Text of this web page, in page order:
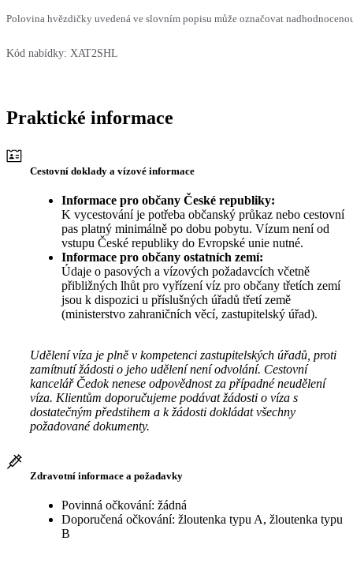
Polovina hvězdičky uvedená ve slovním popisu může označovat
Kód nabídky: XAT2SHL
Praktické informace
Cestovní doklady a vízové informace
Informace pro občany České republiky:
K vycestování je potřeba občanský průkaz nebo cestovní
pas platný minimálně po dobu pobytu. Vízum není od
vstupu České republiky do Evropské unie nutné.
Informace pro občany ostatních zemí:
Údaje o pasových a vízových požadavcích včetně
přibližných lhůt pro vyřízení víz pro občany třetích zemí
jsou k dispozici u příslušných úřadů třetí země
(ministerstvo zahraničních věcí, zastupitelský úřad).
Udělení víza je plně v kompetenci zastupitelských úřadů, proti
zamítnutí žádosti o jeho udělení není odvolání. Cestovní
kancelář Čedok nenese odpovědnost za případné neudělení
víza. Klientům doporučujeme podávat žádosti o víza s
dostatečným předstihem a k žádosti dokládat všechny
požadované dokumenty.
Zdravotní informace a požadavky
Povinná očkování: žádná
Doporučená očkování: žloutenka typu A, žloutenka typu
B